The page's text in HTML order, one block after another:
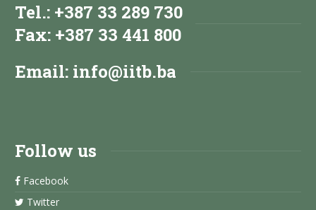
Tel.: +387 33 289 730
Fax: +387 33 441 800
Email: info@iitb.ba
Follow us
Facebook
Twitter